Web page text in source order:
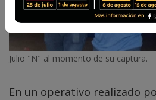
Julio "N" al momento de su captura.
En un operativo realizado